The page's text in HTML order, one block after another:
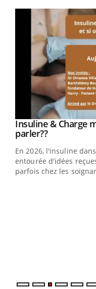
Youtube
Insuline & Charge
parler??Youtube
En 2026, l'insuline
entourée d'idées
parfois chez les